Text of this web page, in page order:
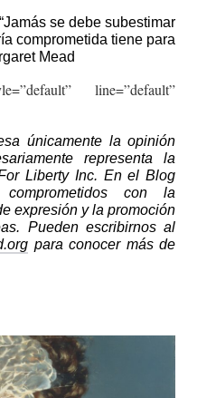
se debe subestimar
comprometida tiene para
Mead
line=”default”
únicamente la opinión
representa la
Liberty Inc. En el Blog
comprometidos con la
expresión y la promoción
Pueden escribirnos al
para conocer más de